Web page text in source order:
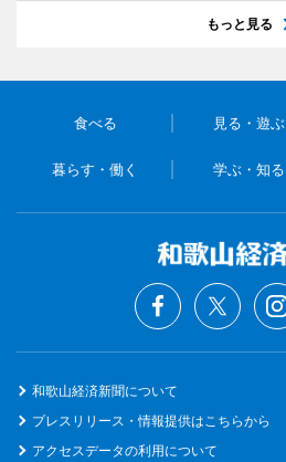
もっと見る
食べる 見る・遊ぶ
暮らす・働く 学ぶ・知る
和歌山経済新聞について
プレスリリース・情報提供はこちらから
アクセスデータの利用について